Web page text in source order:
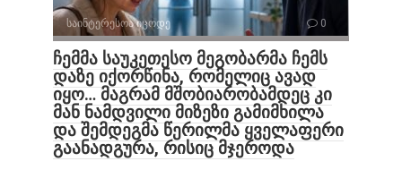
საინტერესოა იცოდე 0
ჩემმა საუკეთესო მეგობარმა ჩემს
დაზე იქორწინა, რომელიც ავად
იყო… მაგრამ მშობიარობამდეც კი
მან ნამდვილი მიზეზი გამიმხილა
და შემდეგმა წერილმა ყველაფერი
გაანადგურა, რისიც მჯეროდა